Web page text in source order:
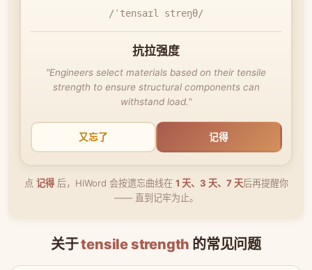
/ˈtensaɪl streŋθ/
抗拉强度
"Engineers select materials based on their tensile
strength to ensure structural components can
withstand load."
又忘了 记得
点 记得后，HiWord 会按遗忘曲线在 1 天、3 天、7 天后再提醒你
—— 直到记牢为止。
关于tensile strength 的常见问题